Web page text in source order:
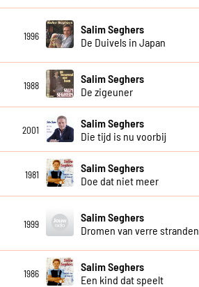
1996
Salim Seghers
De Duivels in Japan
1988
Salim Seghers
De zigeuner
2001
Salim Seghers
Die tijd is nu voorbij
1981
Salim Seghers
Doe dat niet meer
1999
Salim Seghers
Dromen van verre stranden
1986
Salim Seghers
Een kind dat speelt